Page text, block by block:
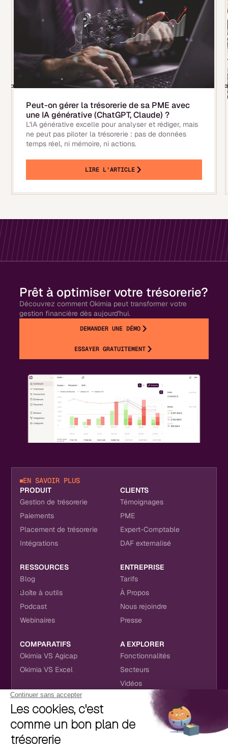
Peut-on gérer la trésorerie de sa PME avec
une IA générative (ChatGPT, Claude) ?
L'IA générative excelle pour analyser et rédiger, mais
ne peut pas piloter la trésorerie : pas de données
temps réel, ni mémoire, ni actions.
LIRE L'ARTICLE
Prêt à optimiser votre trésorerie?
Découvrez comment Okimia peut transformer votre
gestion financière dès aujourd'hui.
DEMANDER UNE DÉMO
ESSAYER GRATUITEMENT
EN SAVOIR PLUS
PRODUIT
Gestion de trésorerie
Paiements
Placement de trésorerie
Intégrations
CLIENTS
Témoignages
PME
Expert-Comptable
DAF externalisé
RESSOURCES
Blog
Boîte à outils
Podcast
Webinaires
ENTREPRISE
Tarifs
À Propos
Nous rejoindre
Presse
COMPARATIFS
Okimia VS Agicap
Okimia VS Excel
A EXPLORER
Fonctionnalités
Secteurs
Vidéos
NOUS RETROUVER
CONTACT
hello@okimia.com
RÉSEAUX SOCIAUX